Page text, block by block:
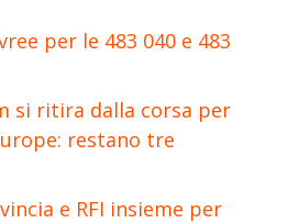
per le 483 040 e 483
si ritira dalla corsa per
restano tre
e RFI insieme per